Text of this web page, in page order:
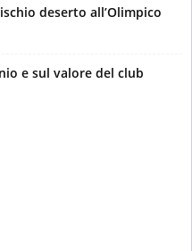
deserto all’Olimpico
e sul valore del club